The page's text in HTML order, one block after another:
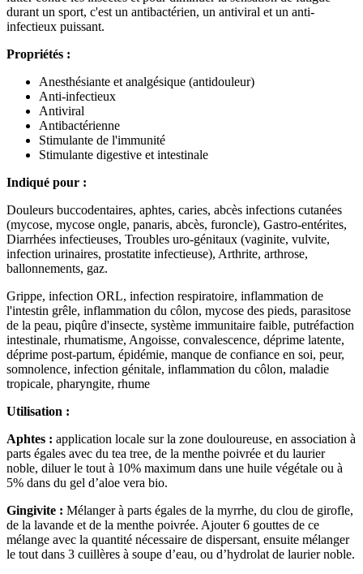
durant un sport, c'est un antibactérien, un antiviral et un anti-
infectieux puissant.
Propriétés :
Anesthésiante et analgésique (antidouleur)
Anti-infectieux
Antiviral
Antibactérienne
Stimulante de l'immunité
Stimulante digestive et intestinale
Indiqué pour :
Douleurs buccodentaires, aphtes, caries, abcès infections cutanées
(mycose, mycose ongle, panaris, abcès, furoncle), Gastro-entérites,
Diarrhées infectieuses, Troubles uro-génitaux (vaginite, vulvite,
infection urinaires, prostatite infectieuse), Arthrite, arthrose,
ballonnements, gaz.
Grippe, infection ORL, infection respiratoire, inflammation de
l'intestin grêle, inflammation du côlon, mycose des pieds, parasitose
de la peau, piqûre d'insecte, système immunitaire faible, putréfaction
intestinale, rhumatisme, Angoisse, convalescence, déprime latente,
déprime post-partum, épidémie, manque de confiance en soi, peur,
somnolence, infection génitale, inflammation du côlon, maladie
tropicale, pharyngite, rhume
Utilisation :
Aphtes : application locale sur la zone douloureuse, en association à
parts égales avec du tea tree, de la menthe poivrée et du laurier
noble, diluer le tout à 10% maximum dans une huile végétale ou à
5% dans du gel d’aloe vera bio.
Gingivite : Mélanger à parts égales de la myrrhe, du clou de girofle,
de la lavande et de la menthe poivrée. Ajouter 6 gouttes de ce
mélange avec la quantité nécessaire de dispersant, ensuite mélanger
le tout dans 3 cuillères à soupe d’eau, ou d’hydrolat de laurier noble.